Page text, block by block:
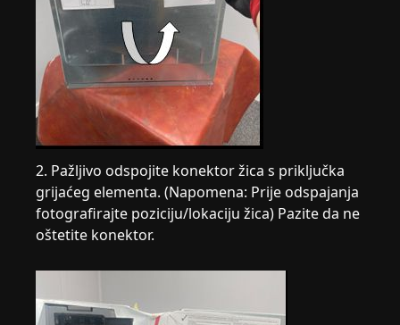
2. Pažljivo odspojite konektor žica s priključka
grijaćeg elementa. (Napomena: Prije odspajanja
fotografirajte poziciju/lokaciju žica) Pazite da ne
oštetite konektor.